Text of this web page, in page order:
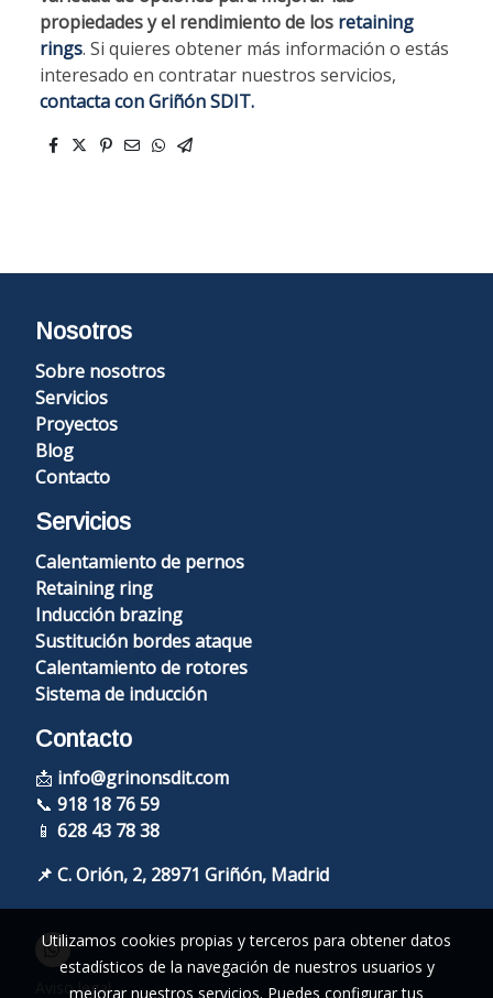
propiedades y el rendimiento de los retaining
rings. Si quieres obtener más información o estás
interesado en contratar nuestros servicios,
contacta con Griñón SDIT.
Nosotros
Sobre nosotros
Servicios
Proyectos
Blog
Contacto
Servicios
Calentamiento de pernos
Retaining ring
Inducción brazing
Sustitución bordes ataque
Calentamiento de rotores
Sistema de inducción
Contacto
📩 info@grinonsdit.com
📞 918 18 76 59
📱 628 43 78 38
📌 C. Orión, 2, 28971 Griñón, Madrid
Aviso legal
Utilizamos cookies propias y terceros para obtener datos
estadísticos de la navegación de nuestros usuarios y
mejorar nuestros servicios. Puedes configurar tus